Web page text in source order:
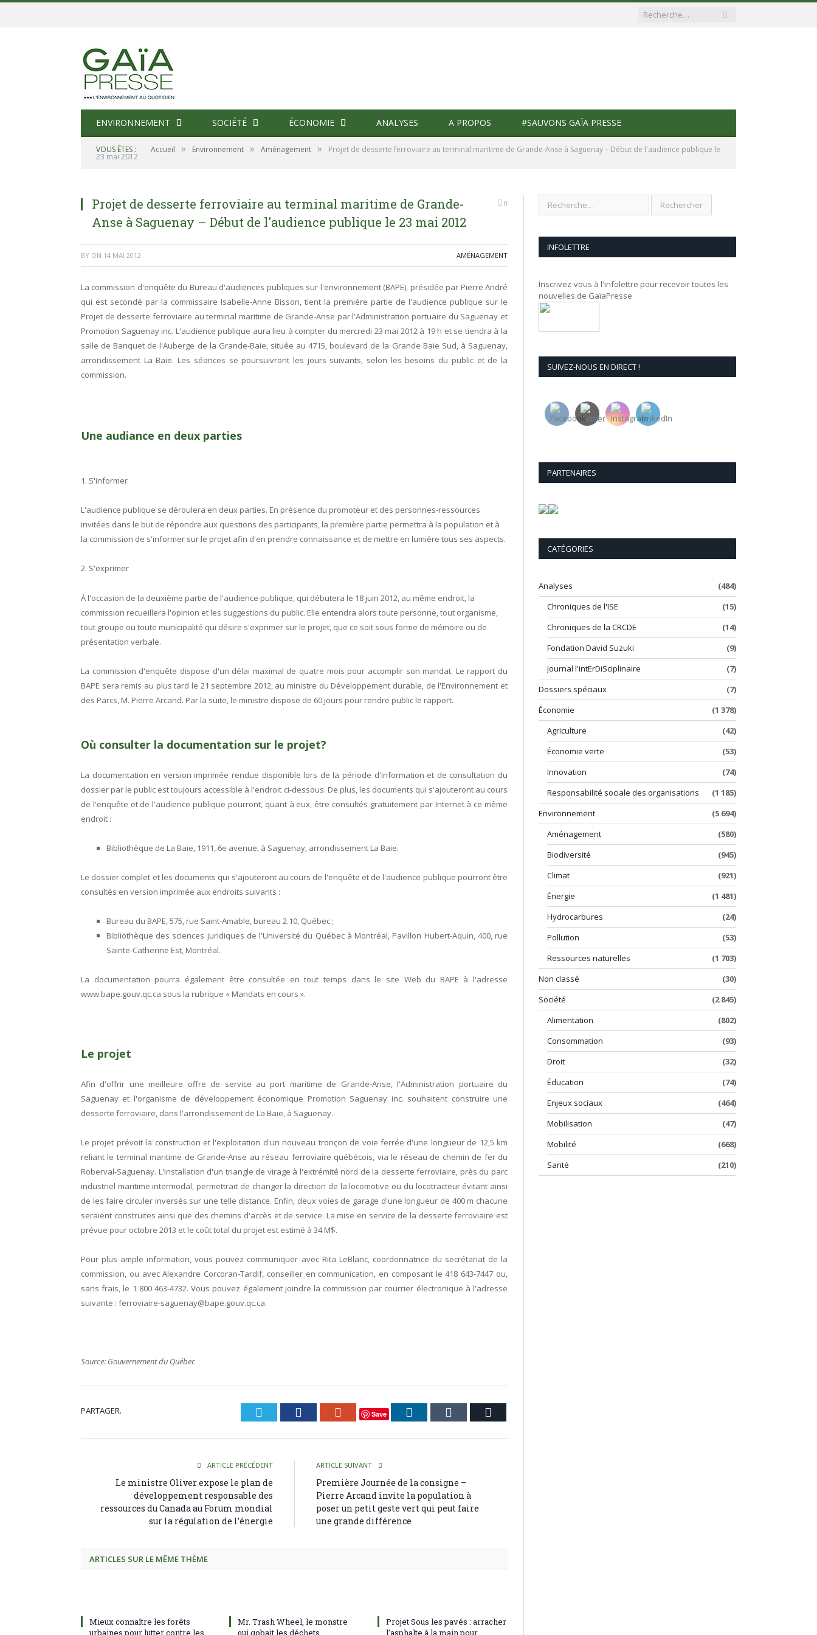
ENVIRONNEMENT SOCIÉTÉ ÉCONOMIE ANALYSES A PROPOS #SAUVONS GAÏA PRESSE
VOUS ÊTES : Accueil » Environnement » Aménagement » Projet de desserte ferroviaire au terminal maritime de Grande-Anse à Saguenay – Début de l'audience publique le
23 mai 2012
Projet de desserte ferroviaire au terminal maritime de Grande-
Anse à Saguenay – Début de l'audience publique le 23 mai 2012
0
BY ON 14 MAI 2012 AMÉNAGEMENT
La commission d'enquête du Bureau d'audiences publiques sur l'environnement (BAPE), présidée par Pierre André
qui est secondé par la commissaire Isabelle-Anne Bisson, tient la première partie de l'audience publique sur le
Projet de desserte ferroviaire au terminal maritime de Grande-Anse par l'Administration portuaire du Saguenay et
Promotion Saguenay inc. L'audience publique aura lieu à compter du mercredi 23 mai 2012 à 19 h et se tiendra à la
salle de Banquet de l'Auberge de la Grande-Baie, située au 4715, boulevard de la Grande Baie Sud, à Saguenay,
arrondissement La Baie. Les séances se poursuivront les jours suivants, selon les besoins du public et de la
commission.
Une audiance en deux parties
1. S'informer
L'audience publique se déroulera en deux parties. En présence du promoteur et des personnes-ressources
invitées dans le but de répondre aux questions des participants, la première partie permettra à la population et à
la commission de s'informer sur le projet afin d'en prendre connaissance et de mettre en lumière tous ses aspects.
2. S'exprimer
À l'occasion de la deuxième partie de l'audience publique, qui débutera le 18 juin 2012, au même endroit, la
commission recueillera l'opinion et les suggestions du public. Elle entendra alors toute personne, tout organisme,
tout groupe ou toute municipalité qui désire s'exprimer sur le projet, que ce soit sous forme de mémoire ou de
présentation verbale.
La commission d'enquête dispose d'un délai maximal de quatre mois pour accomplir son mandat. Le rapport du
BAPE sera remis au plus tard le 21 septembre 2012, au ministre du Développement durable, de l'Environnement et
des Parcs, M. Pierre Arcand. Par la suite, le ministre dispose de 60 jours pour rendre public le rapport.
Où consulter la documentation sur le projet?
La documentation en version imprimée rendue disponible lors de la période d'information et de consultation du
dossier par le public est toujours accessible à l'endroit ci-dessous. De plus, les documents qui s'ajouteront au cours
de l'enquête et de l'audience publique pourront, quant à eux, être consultés gratuitement par Internet à ce même
endroit :
Bibliothèque de La Baie, 1911, 6e avenue, à Saguenay, arrondissement La Baie.
Le dossier complet et les documents qui s'ajouteront au cours de l'enquête et de l'audience publique pourront être
consultés en version imprimée aux endroits suivants :
Bureau du BAPE, 575, rue Saint-Amable, bureau 2.10, Québec ;
Bibliothèque des sciences juridiques de l'Université du Québec à Montréal, Pavillon Hubert-Aquin, 400, rue
Sainte-Catherine Est, Montréal.
La documentation pourra également être consultée en tout temps dans le site Web du BAPE à l'adresse
www.bape.gouv.qc.ca sous la rubrique « Mandats en cours ».
Le projet
Afin d'offrir une meilleure offre de service au port maritime de Grande-Anse, l'Administration portuaire du
Saguenay et l'organisme de développement économique Promotion Saguenay inc. souhaitent construire une
desserte ferroviaire, dans l'arrondissement de La Baie, à Saguenay.
Le projet prévoit la construction et l'exploitation d'un nouveau tronçon de voie ferrée d'une longueur de 12,5 km
reliant le terminal maritime de Grande-Anse au réseau ferroviaire québécois, via le réseau de chemin de fer du
Roberval-Saguenay. L'installation d'un triangle de virage à l'extrémité nord de la desserte ferroviaire, près du parc
industriel maritime intermodal, permettrait de changer la direction de la locomotive ou du locotracteur évitant ainsi
de les faire circuler inversés sur une telle distance. Enfin, deux voies de garage d'une longueur de 400 m chacune
seraient construites ainsi que des chemins d'accès et de service. La mise en service de la desserte ferroviaire est
prévue pour octobre 2013 et le coût total du projet est estimé à 34 M$.
Pour plus ample information, vous pouvez communiquer avec Rita LeBlanc, coordonnatrice du secrétariat de la
commission, ou avec Alexandre Corcoran-Tardif, conseiller en communication, en composant le 418 643-7447 ou,
sans frais, le 1 800 463-4732. Vous pouvez également joindre la commission par courrier électronique à l'adresse
suivante : ferroviaire-saguenay@bape.gouv.qc.ca.
Source: Gouvernement du Québec
PARTAGER. Twitter Facebook Google+
Save LinkedIn Tumblr
ARTICLE PRÉCÉDENT
Le ministre Oliver expose le plan de
développement responsable des
ressources du Canada au Forum mondial
sur la régulation de l’énergie
ARTICLE SUIVANT
Première Journée de la consigne –
Pierre Arcand invite la population à
poser un petit geste vert qui peut faire
une grande différence
ARTICLES SUR LE MÊME THÈME
Mieux connaître les forêts
urbaines pour lutter contre les
Mr. Trash Wheel, le monstre
qui gobait les déchets
Projet Sous les pavés : arracher
l’asphalte à la main pour
INFOLETTRE
Inscrivez-vous à l'infolettre pour recevoir toutes les
nouvelles de GaïaPresse
SUIVEZ-NOUS EN DIRECT !
PARTENAIRES
CATÉGORIES
Analyses
(484)
Chroniques de l'ISE
(15)
Chroniques de la CRCDE
(14)
Fondation David Suzuki
(9)
Journal l'intErDiSciplinaire
(7)
Dossiers spéciaux
(7)
Économie
(1 378)
Agriculture
(42)
Économie verte
(53)
Innovation
(74)
Responsabilité sociale des organisations
(1 185)
Environnement
(5 694)
Aménagement
(580)
Biodiversité
(945)
Climat
(921)
Énergie
(1 481)
Hydrocarbures
(24)
Pollution
(53)
Ressources naturelles
(1 703)
Non classé
(30)
Société
(2 845)
Alimentation
(802)
Consommation
(93)
Droit
(32)
Éducation
(74)
Enjeux sociaux
(464)
Mobilisation
(47)
Mobilité
(668)
Santé
(210)